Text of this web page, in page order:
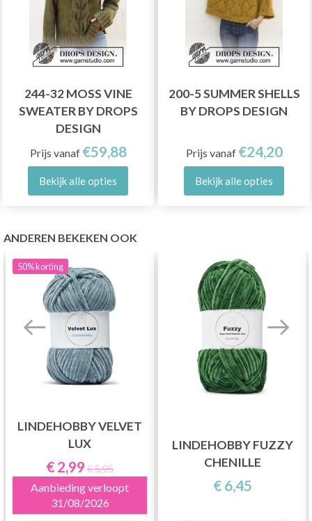
244-32 MOSS VINE
SWEATER BY DROPS
DESIGN
Prijs vanaf €59,88
Bekijk alle opties
200-5 SUMMER SHELLS
BY DROPS DESIGN
Prijs vanaf €24,20
Bekijk alle opties
ANDEREN BEKEKEN OOK
50%korting
LINDEHOBBY VELVET
LUX
€ 2,99 € 5,95
Aanbieding verloopt
31/08/2026
LINDEHOBBY FUZZY
CHENILLE
€ 6,45